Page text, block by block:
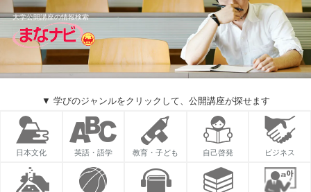
大学公開講座の情報検索
▼ 学びのジャンルをクリックして、公開講座が探せます
日本文化 英語・語学 教育・子ども 自己啓発 ビジネス